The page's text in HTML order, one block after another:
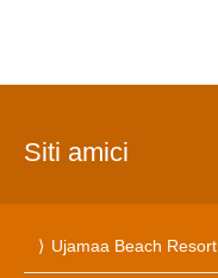
Siti amici
Ujamaa Beach Resort